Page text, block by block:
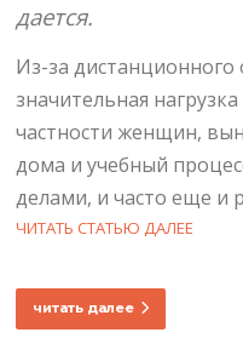
дается.
Из-за дистанционного
значительная
частности женщин,
дома и учебный
делами, и часто еще и
ЧИТАТЬ СТАТЬЮ ДАЛЕЕ
читать далее